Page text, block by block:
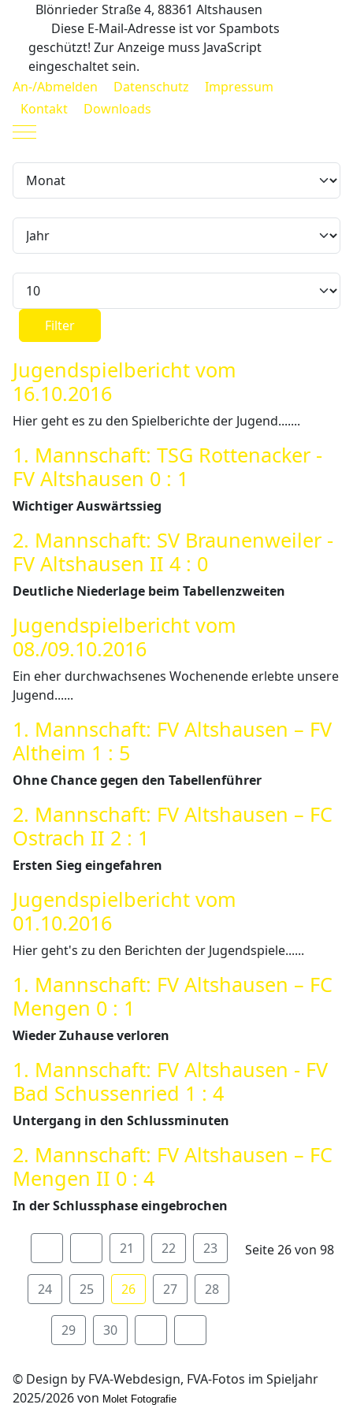
Blönrieder Straße 4, 88361 Altshausen
Diese E-Mail-Adresse ist vor Spambots
geschützt! Zur Anzeige muss JavaScript
eingeschaltet sein.
An-/Abmelden
Datenschutz
Impressum
Kontakt
Downloads
Mobile Menu Toggle
Filter
Jugendspielbericht vom
16.10.2016
Hier geht es zu den Spielberichte der Jugend.......
1. Mannschaft: TSG Rottenacker -
FV Altshausen 0 : 1
Wichtiger Auswärtssieg
2. Mannschaft: SV Braunenweiler -
FV Altshausen II 4 : 0
Deutliche Niederlage beim Tabellenzweiten
Jugendspielbericht vom
08./09.10.2016
Ein eher durchwachsenes Wochenende erlebte unsere
Jugend......
1. Mannschaft: FV Altshausen – FV
Altheim 1 : 5
Ohne Chance gegen den Tabellenführer
2. Mannschaft: FV Altshausen – FC
Ostrach II 2 : 1
Ersten Sieg eingefahren
Jugendspielbericht vom
01.10.2016
Hier geht's zu den Berichten der Jugendspiele......
1. Mannschaft: FV Altshausen – FC
Mengen 0 : 1
Wieder Zuhause verloren
1. Mannschaft: FV Altshausen - FV
Bad Schussenried 1 : 4
Untergang in den Schlussminuten
2. Mannschaft: FV Altshausen – FC
Mengen II 0 : 4
In der Schlussphase eingebrochen
Seite 26 von 98
21 22 23
24 25 26 27 28
29 30
© Design by FVA-Webdesign, FVA-Fotos im Spieljahr
2025/2026 von Molet Fotografie